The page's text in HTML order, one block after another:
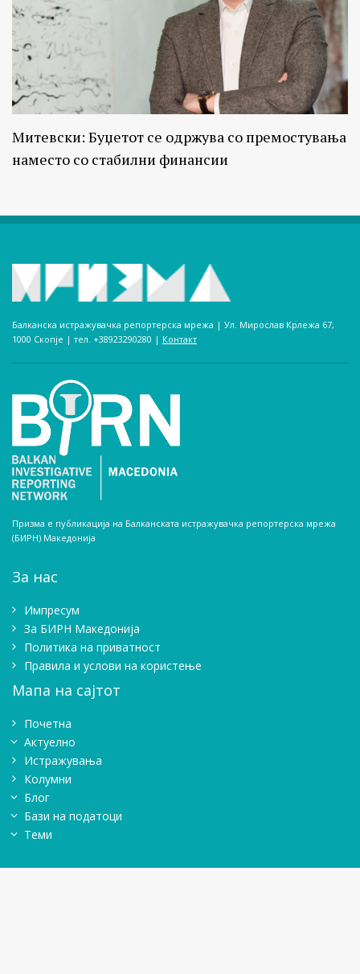
Митевски: Буџетот се одржува со премостувања
наместо со стабилни финансии
Балканска истражувачка репортерска мрежа | Ул. Мирослав Крлежа 67,
1000 Скопје | тел. +38923290280­ | Контакт
Призма е публикација на Балканската истражувачка репортерска мрежа
(БИРН) Македонија
За нас
Импресум
Зa БИРН Македонија
Политика на приватност
Правила и услови на користење
Мапа на сајтот
Почетна
Актуелно
Истражувањa
Колумни
Блог
Бази на податоци
Теми